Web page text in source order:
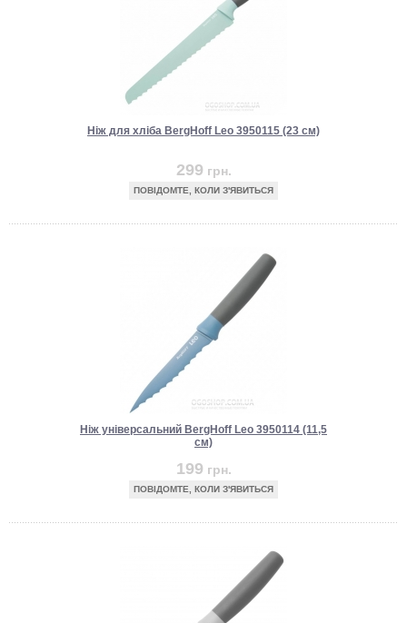
Ніж для хліба BergHoff Leo 3950115 (23 см)
299 грн.
ПОВІДОМТЕ, КОЛИ З'ЯВИТЬСЯ
Ніж універсальний BergHoff Leo 3950114 (11,5
см)
199 грн.
ПОВІДОМТЕ, КОЛИ З'ЯВИТЬСЯ